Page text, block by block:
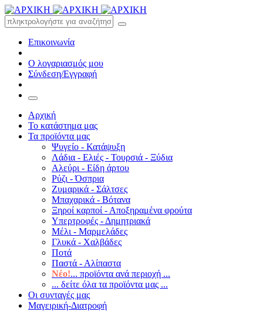
Επικοινωνία
Ο λογαριασμός μου
Σύνδεση/Εγγραφή
Αρχική
Το κατάστημα μας
Τα προϊόντα μας
Ψυγείο - Κατάψυξη
Λάδια - Ελιές - Τουρσιά - Ξύδια
Αλεύρι - Είδη άρτου
Ρύζι - Όσπρια
Ζυμαρικά - Σάλτσες
Μπαχαρικά - Βότανα
Ξηροί καρποί - Αποξηραμένα φρούτα
Υπερτροφές - Δημητριακά
Μέλι - Μαρμελάδες
Γλυκά - Χαλβάδες
Ποτά
Παστά - Αλίπαστα
Νέο!... προϊόντα ανά περιοχή ...
... δείτε όλα τα προϊόντα μας ...
Οι συνταγές μας
Μαγειρική-Διατροφή